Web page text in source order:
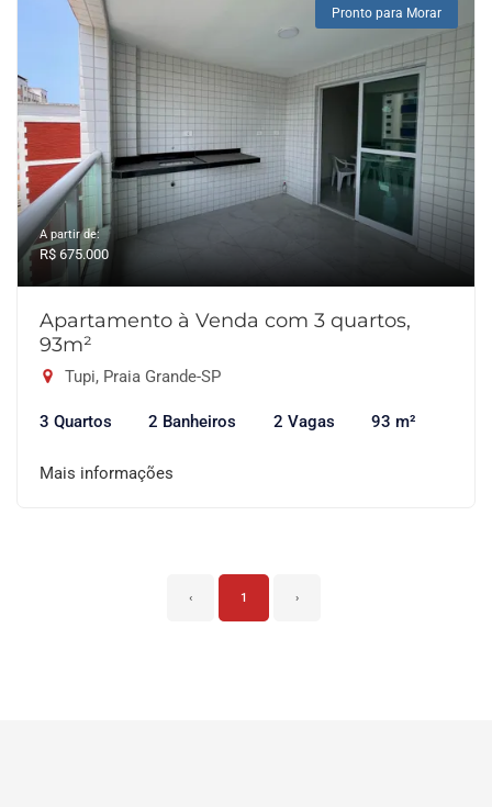
Pronto para Morar
A partir de:
R$ 675.000
Apartamento à Venda com 3 quartos,
93m²
Tupi, Praia Grande-SP
3 Quartos 2 Banheiros 2 Vagas 93 m²
Mais informações
‹ 1 ›